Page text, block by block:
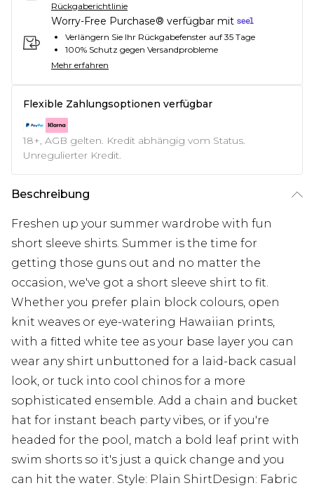
Rückgaberichtlinie
Worry-Free Purchase® verfügbar mit
Verlängern Sie Ihr Rückgabefenster auf 35 Tage
100% Schutz gegen Versandprobleme
Mehr erfahren
Flexible Zahlungsoptionen verfügbar
18+, AGB gelten. Kredit abhängig vom Status.
Unregulierter Kredit.
Beschreibung
Freshen up your summer wardrobe with fun
short sleeve shirts. Summer is the time for
getting those guns out and no matter the
occasion, we've got a short sleeve shirt to fit.
Whether you prefer plain block colours, open
knit weaves or eye-watering Hawaiian prints,
with a fitted white tee as your base layer you can
wear any shirt unbuttoned for a laid-back casual
look, or tuck into cool chinos for a more
sophisticated ensemble. Add a chain and bucket
hat for instant beach party vibes, or if you're
headed for the pool, match a bold leaf print with
swim shorts so it's just a quick change and you
can hit the water. Style: Plain ShirtDesign: Fabric